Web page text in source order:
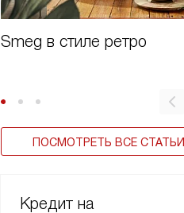
Smeg в стиле ретро
ПОСМОТРЕТЬ ВСЕ СТАТЬИ
Кредит на